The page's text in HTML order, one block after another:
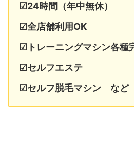
☑24時間（年中無休）
☑全店舗利用OK
☑トレーニングマシン各種
☑セルフエステ
☑セルフ脱毛マシン など